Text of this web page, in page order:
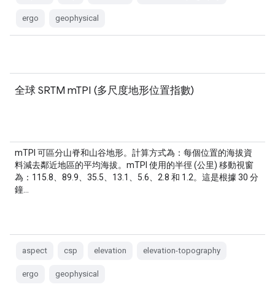
ergo geophysical
全球 SRTM mTPI (多尺度地形位置指數)
mTPI 可區分山脊和山谷地形。計算方式為：每個位置的海拔資
料減去鄰近地區的平均海拔。mTPI 使用的半徑 (公里) 移動視窗
為：115.8、89.9、35.5、13.1、5.6、2.8 和 1.2。這是根據 30 分
鐘…
aspect csp elevation elevation-topography
ergo geophysical